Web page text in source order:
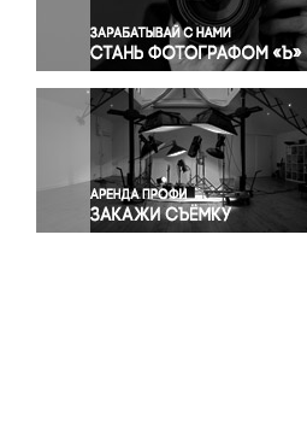
Происшествия и конфликты
Религия
Светская жизнь
Спорт
Экология
Экономика и бизнес